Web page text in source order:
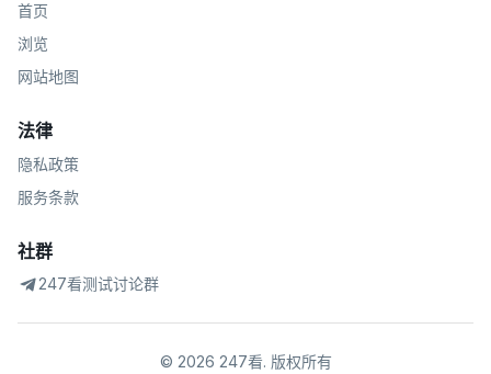
首页
浏览
网站地图
法律
隐私政策
服务条款
社群
247看测试讨论群
© 2026 247看. 版权所有